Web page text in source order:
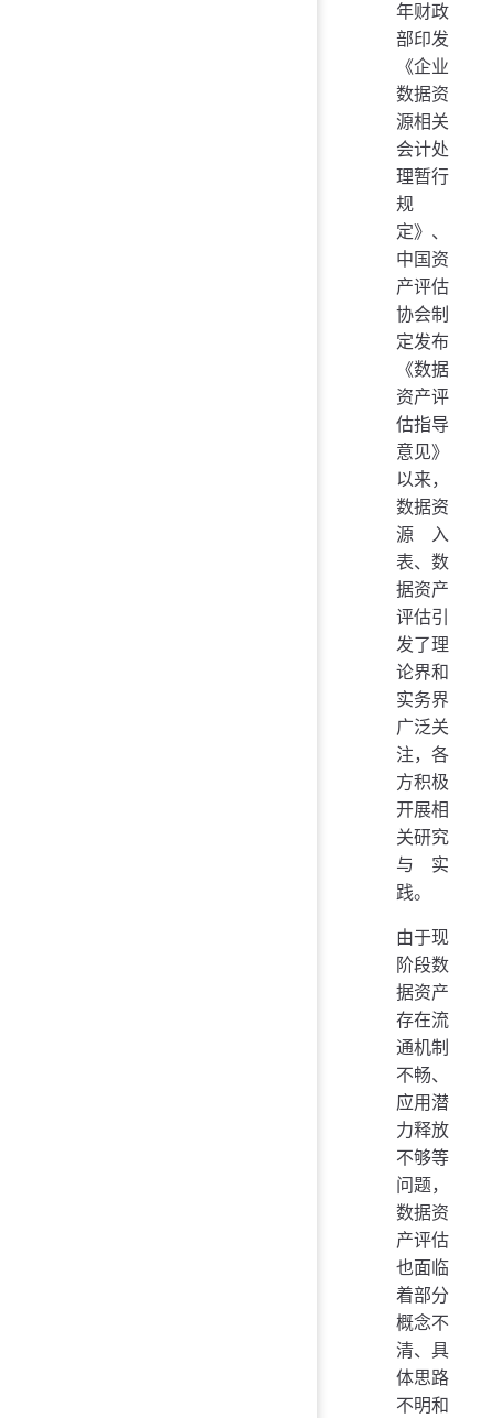
年财政
部印发
《企业
数据资
源相关
会计处
理暂行
规
定》、
中国资
产评估
协会制
定发布
《数据
资产评
估指导
意见》
以来，
数据资
源入
表、数
据资产
评估引
发了理
论界和
实务界
广泛关
注，各
方积极
开展相
关研究
与实
践。
由于现
阶段数
据资产
存在流
通机制
不畅、
应用潜
力释放
不够等
问题，
数据资
产评估
也面临
着部分
概念不
清、具
体思路
不明和